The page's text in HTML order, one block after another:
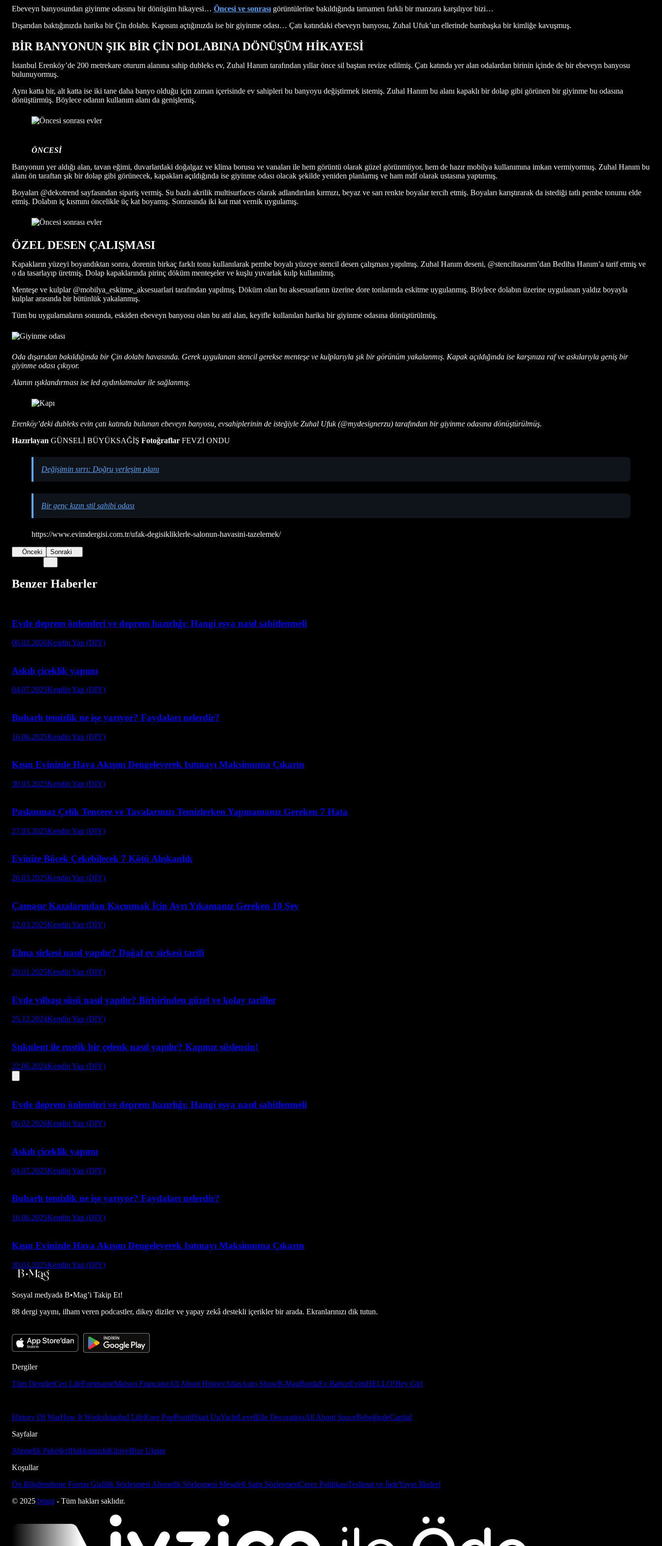
Ebeveyn banyosundan giyinme odasına bir dönüşüm hikayesi… Öncesi ve sonrası görüntülerine bakıldığında tamamen farklı bir manzara karşılıyor bizi…
Dışarıdan baktığınızda harika bir Çin dolabı. Kapısını açtığınızda ise bir giyinme odası… Çatı katındaki ebeveyn banyosu, Zuhal Ufuk’un ellerinde bambaşka bir kimliğe kavuşmuş.
BİR BANYONUN ŞIK BİR ÇİN DOLABINA DÖNÜŞÜM HİKAYESİ
İstanbul Erenköy’de 200 metrekare oturum alanına sahip dubleks ev, Zuhal Hanım tarafından yıllar önce sil baştan revize edilmiş. Çatı katında yer alan odalardan birinin içinde de bir ebeveyn banyosu
bulunuyormuş.
Aynı katta bir, alt katta ise iki tane daha banyo olduğu için zaman içerisinde ev sahipleri bu banyoyu değiştirmek istemiş. Zuhal Hanım bu alanı kapaklı bir dolap gibi görünen bir giyinme bu odasına
dönüştürmüş. Böylece odanın kullanım alanı da genişlemiş.
ÖNCESİ
Banyonun yer aldığı alan, tavan eğimi, duvarlardaki doğalgaz ve klima borusu ve vanaları ile hem görüntü olarak güzel görünmüyor, hem de hazır mobilya kullanımına imkan vermiyormuş. Zuhal Hanım bu
alanı ön taraftan şık bir dolap gibi görünecek, kapakları açıldığında ise giyinme odası olacak şekilde yeniden planlamış ve ham mdf olarak ustasına yaptırmış.
Boyaları @dekotrend sayfasından sipariş vermiş. Su bazlı akrilik multisurfaces olarak adlandırılan kırmızı, beyaz ve sarı renkte boyalar tercih etmiş. Boyaları karıştırarak da istediği tatlı pembe tonunu elde
etmiş. Dolabın iç kısmını öncelikle üç kat boyamış. Sonrasında iki kat mat vernik uygulamış.
ÖZEL DESEN ÇALIŞMASI
Kapakların yüzeyi boyandıktan sonra, dorenin birkaç farklı tonu kullanılarak pembe boyalı yüzeye stencil desen çalışması yapılmış. Zuhal Hanım deseni, @stenciltasarım’dan Bediha Hanım’a tarif etmiş ve
o da tasarlayıp üretmiş. Dolap kapaklarında pirinç döküm menteşeler ve kuşlu yuvarlak kulp kullanılmış.
Menteşe ve kulplar @mobilya_eskitme_aksesuarlari tarafından yapılmış. Döküm olan bu aksesuarların üzerine dore tonlarında eskitme uygulanmış. Böylece dolabın üzerine uygulanan yaldız boyayla
kulplar arasında bir bütünlük yakalanmış.
Tüm bu uygulamaların sonunda, eskiden ebeveyn banyosu olan bu atıl alan, keyifle kullanılan harika bir giyinme odasına dönüştürülmüş.
Oda dışarıdan bakıldığında bir Çin dolabı havasında. Gerek uygulanan stencil gerekse menteşe ve kulplarıyla şık bir görünüm yakalanmış. Kapak açıldığında ise karşınıza raf ve askılarıyla geniş bir
giyinme odası çıkıyor.
Alanın ışıklandırması ise led aydınlatmalar ile sağlanmış.
Erenköy’deki dubleks evin çatı katında bulunan ebeveyn banyosu, evsahiplerinin de isteğiyle Zuhal Ufuk (@mydesignerzu) tarafından bir giyinme odasına dönüştürülmüş.
Hazırlayan GÜNSELİ BÜYÜKSAĞİŞ Fotoğraflar FEVZİ ONDU
Değişimin sırrı: Doğru yerleşim planı
Bir genç kızın stil sahibi odası
https://www.evimdergisi.com.tr/ufak-degisikliklerle-salonun-havasini-tazelemek/
Önceki Sonraki
Benzer Haberler
Evde deprem önlemleri ve deprem hazırlığı: Hangi eşya nasıl sabitlenmeli
06.02.2026Kendin Yap (DIY)
Askılı çiceklik yapımı
04.07.2025Kendin Yap (DIY)
Buharlı temizlik ne işe yarıyor? Faydaları nelerdir?
16.06.2025Kendin Yap (DIY)
Kışın Evinizde Hava Akışını Dengeleyerek Isıtmayı Maksimuma Çıkarın
30.03.2025Kendin Yap (DIY)
Paslanmaz Çelik Tencere ve Tavalarınızı Temizlerken Yapmamanız Gereken 7 Hata
27.03.2025Kendin Yap (DIY)
Evinize Böcek Çekebilecek 7 Kötü Alışkanlık
26.03.2025Kendin Yap (DIY)
Çamaşır Kazalarından Kaçınmak İçin Ayrı Yıkamanız Gereken 10 Şey
12.03.2025Kendin Yap (DIY)
Elma sirkesi nasıl yapılır? Doğal ev sirkesi tarifi
20.01.2025Kendin Yap (DIY)
Evde yılbaşı süsü nasıl yapılır? Birbirinden güzel ve kolay tarifler
25.12.2024Kendin Yap (DIY)
Sukulent ile rustik bir çelenk nasıl yapılır? Kapınız süslensin!
22.06.2024Kendin Yap (DIY)
Evde deprem önlemleri ve deprem hazırlığı: Hangi eşya nasıl sabitlenmeli
06.02.2026Kendin Yap (DIY)
Askılı çiceklik yapımı
04.07.2025Kendin Yap (DIY)
Buharlı temizlik ne işe yarıyor? Faydaları nelerdir?
16.06.2025Kendin Yap (DIY)
Kışın Evinizde Hava Akışını Dengeleyerek Isıtmayı Maksimuma Çıkarın
30.03.2025Kendin Yap (DIY)
Sosyal medyada B•Mag’i Takip Et!
88 dergi yayını, ilham veren podcastler, dikey diziler ve yapay zekâ destekli içerikler bir arada. Ekranlarınızı dik tutun.
Dergiler
Tüm DergilerCeo LifeFormsanteMaison FrançaiseAll About HistoryAtlasAuto ShowB-MagBurdaEv BahçeEvimHELLO!Hey Girl
History Of WarHow It Worksİstanbul LifeKore PopPozitifStart UpYachtLevelElle DecorationAll About SpaceBebeğimleCapital
Sayfalar
Abonelik PaketleriHakkımızdaKünyeBize Ulaşın
Koşullar
Ön Bilgilendirme Formu Gizlilik Sözleşmesi Abonelik Sözleşmesi Mesafeli Satış SözleşmesiÇerez PolitikasıTeslimat ve İadeYayın İlkeleri
© 2025 bmag - Tüm hakları saklıdır.